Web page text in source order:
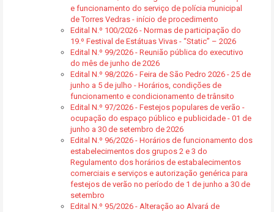
e funcionamento do serviço de polícia municipal
de Torres Vedras - início de procedimento
Edital N.º 100/2026 - Normas de participação do
19.º Festival de Estátuas Vivas - “Static” – 2026
Edital N.º 99/2026 - Reunião pública do executivo
do mês de junho de 2026
Edital N.º 98/2026 - Feira de São Pedro 2026 - 25 de
junho a 5 de julho - Horários, condições de
funcionamento e condicionamento de trânsito
Edital N.º 97/2026 - Festejos populares de verão -
ocupação do espaço público e publicidade - 01 de
junho a 30 de setembro de 2026
Edital N.º 96/2026 - Horários de funcionamento dos
estabelecimentos dos grupos 2 e 3 do
Regulamento dos horários de estabalecimentos
comerciais e serviços e autorização genérica para
festejos de verão no período de 1 de junho a 30 de
setembro
Edital N.º 95/2026 - Alteração ao Alvará de